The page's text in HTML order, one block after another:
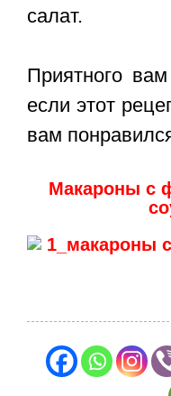
салат.
Приятного
если этот
вам
Макароны с